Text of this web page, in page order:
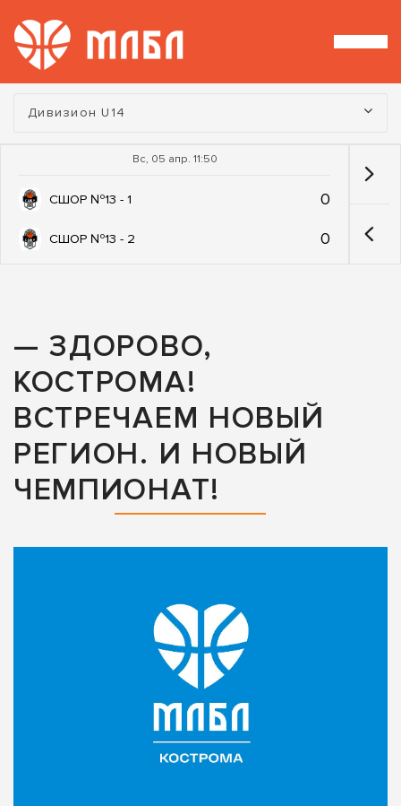
Турнир:
Дивизион U14
Вс, 05 апр. 11:50
СШОР №13 - 1 0
СШОР №13 - 2 0
— ЗДОРОВО,
КОСТРOМА!
ВСТРЕЧАЕМ НОВЫЙ
РЕГИОН. И НОВЫЙ
ЧЕМПИОНАТ!